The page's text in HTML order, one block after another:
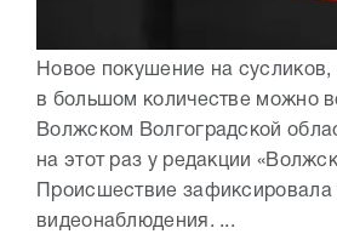
Новое покушение на сусликов,
в большом количестве можно
Волжском Волгоградской
на этот раз у редакции
Происшествие зафиксировала
видеонаблюдения. ...